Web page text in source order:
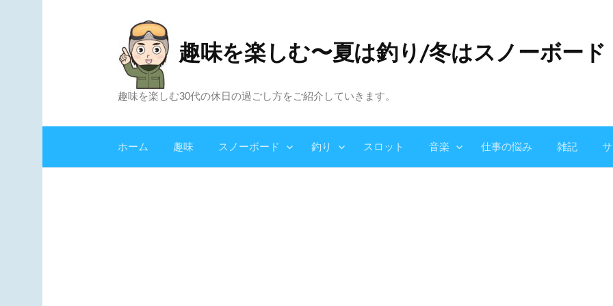
趣味を楽しむ〜夏は釣り/冬はスノーボード
趣味を楽しむ30代の休日の過ごし方をご紹介していきます。
ホーム 趣味 スノーボード 釣り スロット 音楽 仕事の悩み 雑記